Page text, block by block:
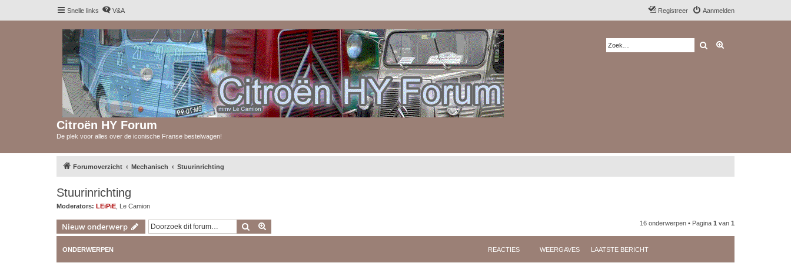
Snelle links V&A Aanmelden
Registreer
Citroën HY Forum
De plek voor alles over de iconische Franse bestelwagen!
Zoek
Forumoverzicht Mechanisch Stuurinrichting
Stuurinrichting
Moderators: LEiPiE Le Camion
Nieuw onderwerp Zoek 16 onderwerpen • Pagina 1 van 1
ONDERWERPEN REACTIES WEERGAVES LAATSTE BERICHT